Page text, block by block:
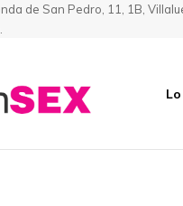
de San Pedro, 11, 1B,